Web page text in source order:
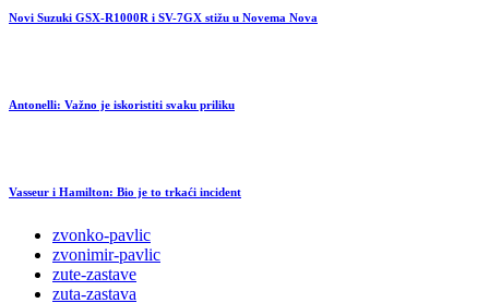
Novi Suzuki GSX-R1000R i SV-7GX stižu u Novema Nova
Antonelli: Važno je iskoristiti svaku priliku
Vasseur i Hamilton: Bio je to trkaći incident
zvonko-pavlic
zvonimir-pavlic
zute-zastave
zuta-zastava